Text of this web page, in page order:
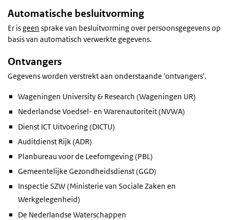
Automatische besluitvorming
Er isgeen sprake van besluitvorming over persoonsgegevens op
basis van automatisch verwerkte gegevens.
Ontvangers
Gegevens worden verstrekt aan onderstaande 'ontvangers'.
Wageningen University & Research (Wageningen UR)
Nederlandse Voedsel- en Warenautoriteit (NVWA)
Dienst ICT Uitvoering (DICTU)
Auditdienst Rijk (ADR)
Planbureau voor de Leefomgeving (PBL)
Gemeentelijke Gezondheidsdienst (GGD)
Inspectie SZW (Ministerie van Sociale Zaken en
Werkgelegenheid)
De Nederlandse Waterschappen